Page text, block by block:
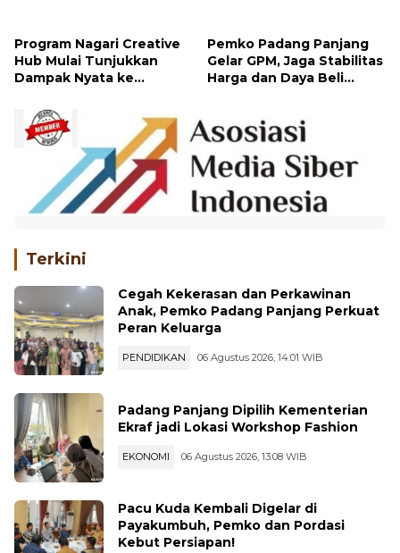
Program Nagari Creative
Hub Mulai Tunjukkan
Dampak Nyata ke
Pemko Padang Panjang
Gelar GPM, Jaga Stabilitas
Harga dan Daya Beli
Terkini
Cegah Kekerasan dan Perkawinan
Anak, Pemko Padang Panjang Perkuat
Peran Keluarga
PENDIDIKAN 06 Agustus 2026, 14:01 WIB
Padang Panjang Dipilih Kementerian
Ekraf jadi Lokasi Workshop Fashion
EKONOMI 06 Agustus 2026, 13:08 WIB
Pacu Kuda Kembali Digelar di
Payakumbuh, Pemko dan Pordasi
Kebut Persiapan!